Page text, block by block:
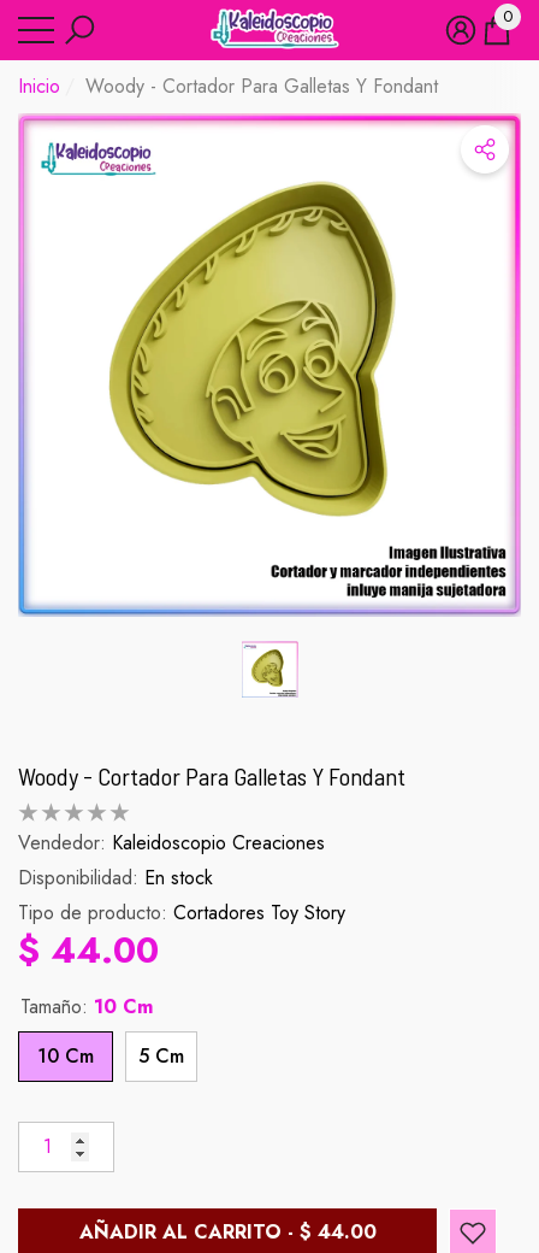
0
0
Inicio Woody - Cortador Para Galletas Y Fondant
Woody - Cortador Para Galletas Y Fondant
Vendedor: Kaleidoscopio Creaciones
Disponibilidad: En stock
Tipo de producto: Cortadores Toy Story
$ 44.00
Tamaño: 10 Cm
10 Cm
5 Cm
AÑADIR AL CARRITO - $ 44.00
Palomera Scorpion
Precio habitual
$ 990.00